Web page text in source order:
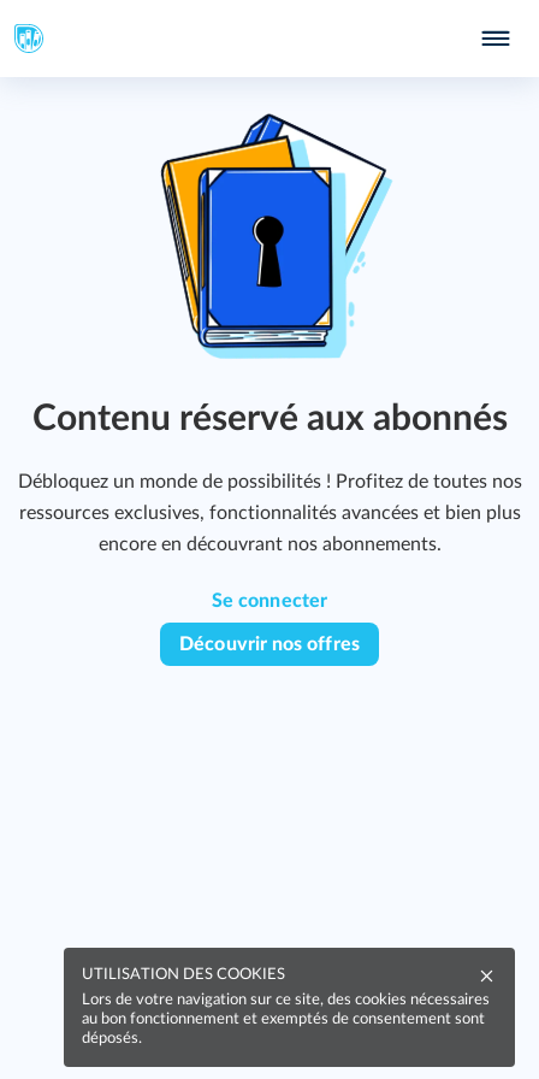
Contenu réservé aux abonnés
Débloquez un monde de possibilités ! Profitez de toutes nos
ressources exclusives, fonctionnalités avancées et bien plus
encore en découvrant nos abonnements.
Se connecter
Découvrir nos offres
UTILISATION DES COOKIES
Lors de votre navigation sur ce site, des cookies nécessaires
au bon fonctionnement et exemptés de consentement sont
déposés.